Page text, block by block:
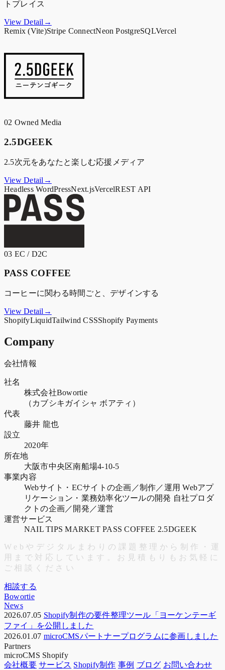
トプレイス
View Detail→
Remix (Vite)Stripe ConnectNeon PostgreSQLVercel
02 Owned Media
2.5DGEEK
2.5次元をあなたと楽しむ応援メディア
View Detail→
Headless WordPressNext.jsVercelREST API
03 EC / D2C
PASS COFFEE
コーヒーに関わる時間ごと、デザインする
View Detail→
ShopifyLiquidTailwind CSSShopify Payments
Company
会社情報
社名
株式会社Bowortie
（カブシキガイシャ ボアティ）
代表
藤井 龍也
設立
2020年
所在地
大阪市中央区南船場4-10-5
事業内容
Webサイト・ECサイトの企画／制作／運用 Webアプ
リケーション・業務効率化ツールの開発 自社プロダ
クトの企画／開発／運営
運営サービス
NAIL TIPS MARKET PASS COFFEE 2.5DGEEK
W e b や デ ジ タ ル ま わ り の 課 題 整理 か ら 制作 ・
運
用
ま で 対 応 し て い ま す お 見 積 も り も お 気 軽 に
ご 相 談 く だ さ い
相談する
Bowortie
News
2026.07.05 Shopify制作の要件整理ツール「ヨーケンテーギ
ファイ」を公開しました
2026.01.07 microCMSパートナープログラムに参画しました
Partners
microCMS Shopify
会社概要 サービス Shopify制作 事例 ブログ お問い合わせ